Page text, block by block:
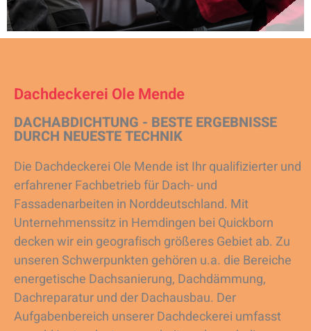
Dachdeckerei Ole Mende
DACHABDICHTUNG - BESTE ERGEBNISSE
DURCH NEUESTE TECHNIK
Die Dachdeckerei Ole Mende ist Ihr qualifizierter und
erfahrener Fachbetrieb für Dach- und
Fassadenarbeiten in Norddeutschland. Mit
Unternehmenssitz in Hemdingen bei Quickborn
decken wir ein geografisch größeres Gebiet ab. Zu
unseren Schwerpunkten gehören u.a. die Bereiche
energetische Dachsanierung, Dachdämmung,
Dachreparatur und der Dachausbau. Der
Aufgabenbereich unserer Dachdeckerei umfasst